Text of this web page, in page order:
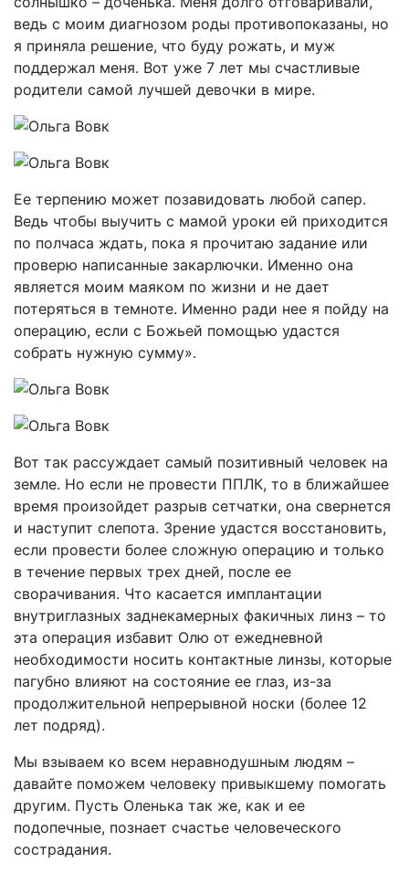
ведь с моим диагнозом роды противопоказаны, но
я приняла решение, что буду рожать, и муж
поддержал меня. Вот уже 7 лет мы счастливые
родители самой лучшей девочки в мире.
Ее терпению может позавидовать любой сапер.
Ведь чтобы выучить с мамой уроки ей приходится
по полчаса ждать, пока я прочитаю задание или
проверю написанные закарлючки. Именно она
является моим маяком по жизни и не дает
потеряться в темноте. Именно ради нее я пойду на
операцию, если с Божьей помощью удастся
собрать нужную сумму».
Вот так рассуждает самый позитивный человек на
земле. Но если не провести ППЛК, то в ближайшее
время произойдет разрыв сетчатки, она свернется
и наступит слепота. Зрение удастся восстановить,
если провести более сложную операцию и только
в течение первых трех дней, после ее
сворачивания. Что касается имплантации
внутриглазных заднекамерных факичных линз – то
эта операция избавит Олю от ежедневной
необходимости носить контактные линзы, которые
пагубно влияют на состояние ее глаз, из-за
продолжительной непрерывной носки (более 12
лет подряд).
Мы взываем ко всем неравнодушным людям –
давайте поможем человеку привыкшему помогать
другим. Пусть Оленька так же, как и ее
подопечные, познает счастье человеческого
сострадания.